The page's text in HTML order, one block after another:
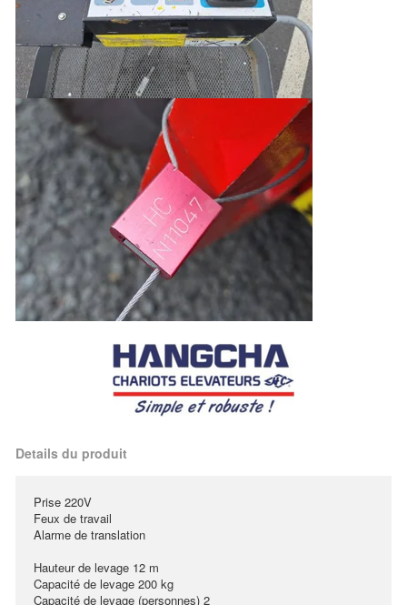
Details du produit
Prise 220V
Feux de travail
Alarme de translation
Hauteur de levage 12 m
Capacité de levage 200 kg
Capacité de levage (personnes) 2